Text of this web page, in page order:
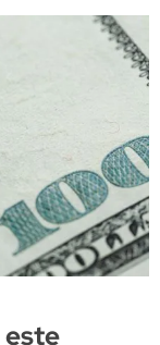
este